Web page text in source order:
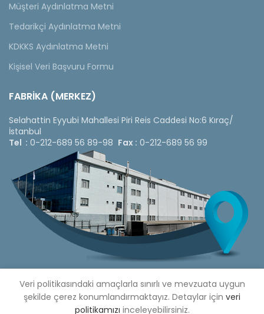
Müşteri Aydınlatma Metni
Tedarikçi Aydınlatma Metni
KDKKS Aydınlatma Metni
Kişisel Veri Başvuru Formu
FABRİKA (MERKEZ)
Selahattin Eyyubi Mahallesi Piri Reis Caddesi No:6 Kıraç/
İstanbul
Tel : 0-212-689 56 89-98 Fax : 0-212-689 56 99
Copyright © 2020 Çetinkaya Pano |Çetinkaya Pano Fiyat
Veri politikasındaki amaçlarla sınırlı ve mevzuata uygun
şekilde çerez konumlandırmaktayız. Detaylar için veri
politikamızı inceleyebilirsiniz.